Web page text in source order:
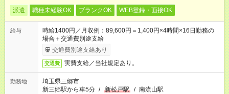
派遣 職種未経験OK ブランクOK WEB登録・面接OK
給与
時給1400円／月収例：89,600円＝1,400円×4時間×16日勤務の
場合＋交通費別途支給
交通費別途支給あり
交通費 実費支給／当社規定あり。
勤務地
埼玉県三郷市
新三郷駅から車5分 / 新松戸駅 / 南流山駅